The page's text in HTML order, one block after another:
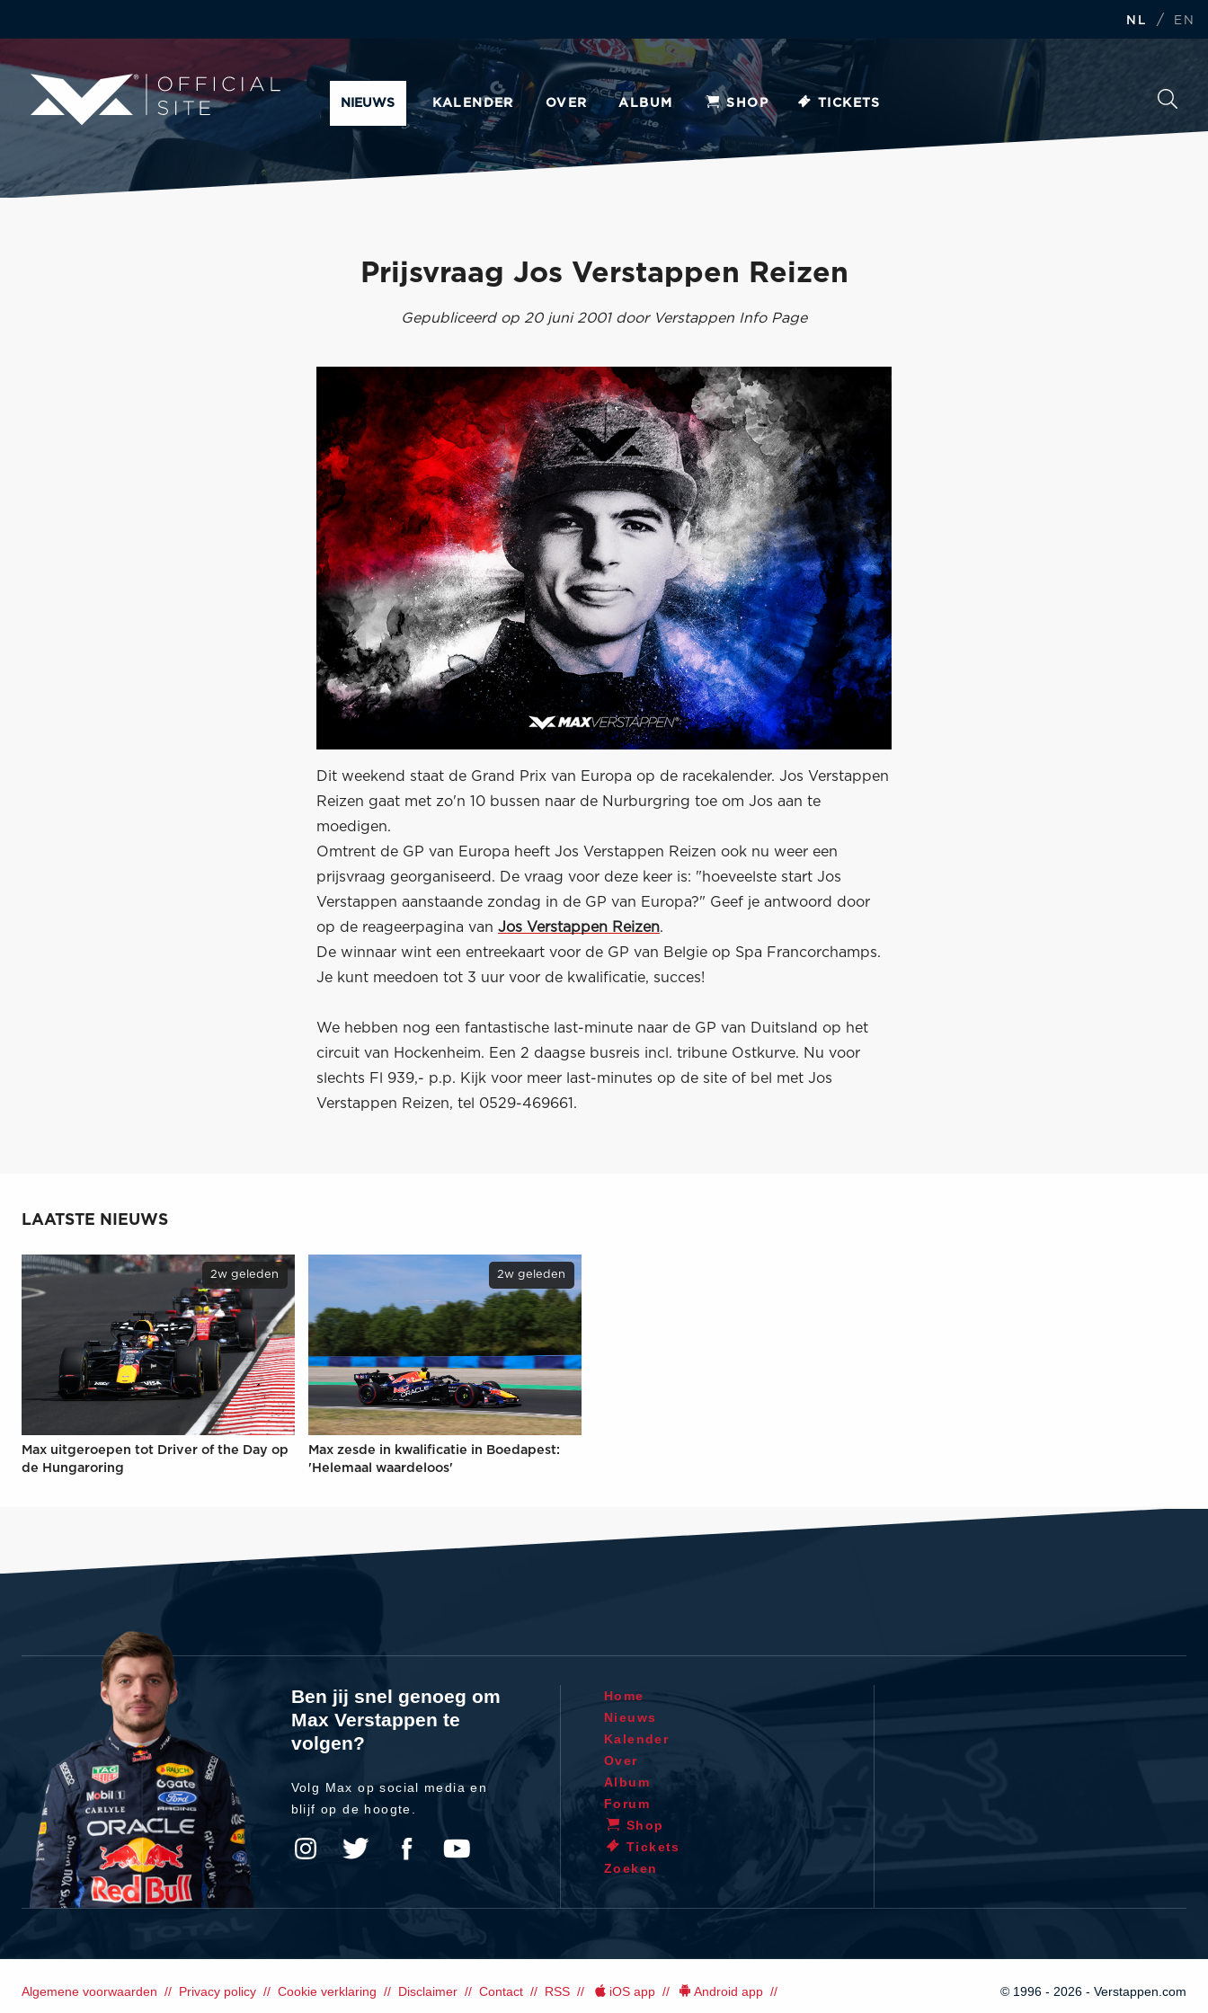
NL / EN
NIEUWS KALENDER OVER ALBUM SHOP TICKETS
Prijsvraag Jos Verstappen Reizen
Gepubliceerd op 20 juni 2001 door Verstappen Info Page
Dit weekend staat de Grand Prix van Europa op de racekalender. Jos Verstappen
Reizen gaat met zo'n 10 bussen naar de Nurburgring toe om Jos aan te
moedigen.
Omtrent de GP van Europa heeft Jos Verstappen Reizen ook nu weer een
prijsvraag georganiseerd. De vraag voor deze keer is: "hoeveelste start Jos
Verstappen aanstaande zondag in de GP van Europa?" Geef je antwoord door
op de reageerpagina van Jos Verstappen Reizen.
De winnaar wint een entreekaart voor de GP van Belgie op Spa Francorchamps.
Je kunt meedoen tot 3 uur voor de kwalificatie, succes!
We hebben nog een fantastische last-minute naar de GP van Duitsland op het
circuit van Hockenheim. Een 2 daagse busreis incl. tribune Ostkurve. Nu voor
slechts Fl 939,- p.p. Kijk voor meer last-minutes op de site of bel met Jos
Verstappen Reizen, tel 0529-469661.
LAATSTE NIEUWS
2w geleden
Max uitgeroepen tot Driver of the Day op
de Hungaroring
2w geleden
Max zesde in kwalificatie in Boedapest:
'Helemaal waardeloos'
Ben jij snel genoeg om
Max Verstappen te
volgen?
Volg Max op social media en
blijf op de hoogte.
Home
Nieuws
Kalender
Over
Album
Forum
Shop
Tickets
Zoeken
Algemene voorwaarden Privacy policy Cookie verklaring Disclaimer Contact RSS iOS app Android app © 1996 - 2026 - Verstappen.com